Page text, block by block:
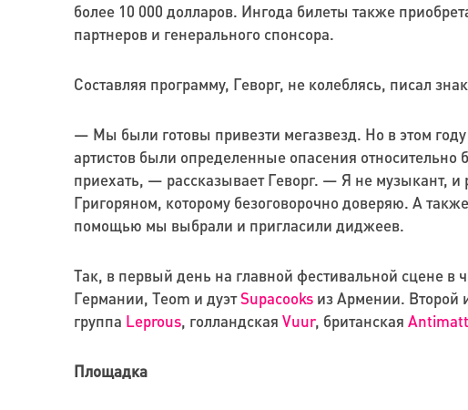
более 10 000 долларов. Ингода билеты также
партнеров и генерального спонсора.
Составляя программу, Геворг, не колеблясь, писал
— Мы были готовы привезти мегазвезд. Но в этом
артистов были определенные опасения
приехать, — рассказывает Геворг. — Я не музыкант, и
Григоряном, которому безоговорочно доверяю. А
помощью мы выбрали и пригласили диджеев.
Так, в первый день на главной фестивальной сцене
Германии, Teom и дуэтSupacooksиз Армении. Второй
группа Leprous, голландская Vuur, британская
Площадка